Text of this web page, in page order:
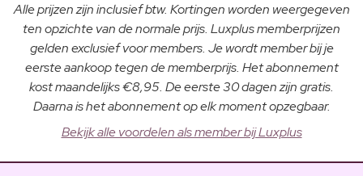
Alle prijzen zijn inclusief btw. Kortingen worden weergegeven
ten opzichte van de normale prijs. Luxplus memberprijzen
gelden exclusief voor members. Je wordt member bij je
eerste aankoop tegen de memberprijs. Het abonnement
kost maandelijks €8,95. De eerste 30 dagen zijn gratis.
Daarna is het abonnement op elk moment opzegbaar.
Bekijk alle voordelen als member bij Luxplus